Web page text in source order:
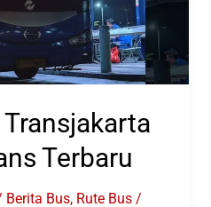
Terbaru
Berita Bus, Rute Bus/